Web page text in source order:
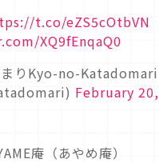
t.co/eZS5cOtbVN
XQ9fEnqaQ0
りKyo-no-Katadomari
February
庵（あやめ庵）